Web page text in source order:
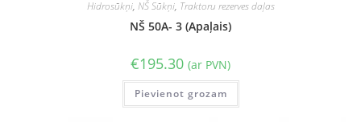
Hidrosūkņi, NŠ Sūkņi, Traktoru rezerves daļas
NŠ 50A- 3 (Apaļais)
€195.30 (ar PVN)
Pievienot grozam